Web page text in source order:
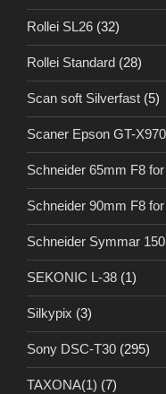
Rollei SL26 (32)
Rollei Standard (28)
Scan soft Silverfast (5)
Scaner Epson GT-X970
Schneider 65mm F8
Schneider 90mm F8
Schneider Symmar
SEKONIC L-38 (1)
Silkypix (3)
Sony DSC-T30 (295)
TAXONA(1) (7)